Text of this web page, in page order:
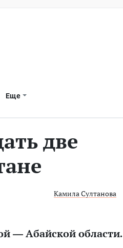
Еще
две
Камила Султанова
— Абайской области.